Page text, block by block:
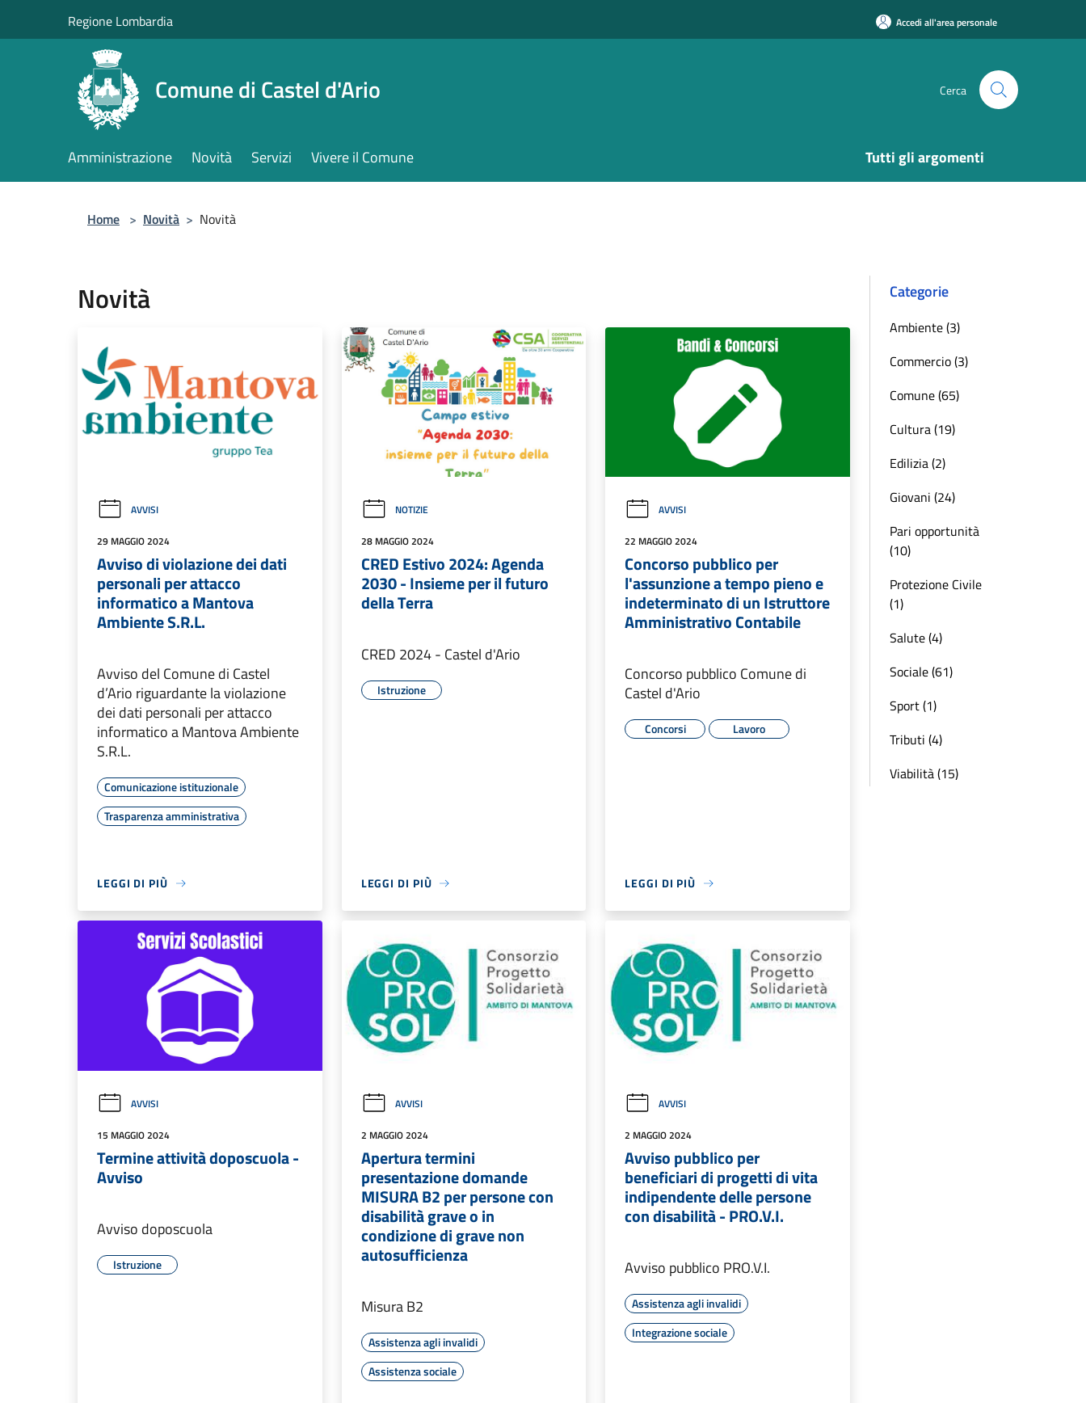
Regione Lombardia Accedi all'area personale
Comune di Castel d'Ario Cerca
Amministrazione Novità Servizi Vivere il Comune Tutti gli argomenti
Home > Novità > Novità
Novità
AVVISI
29 MAGGIO 2024
Avviso di violazione dei dati
personali per attacco
informatico a Mantova
Ambiente S.R.L.
Avviso del Comune di Castel
d’Ario riguardante la violazione
dei dati personali per attacco
informatico a Mantova Ambiente
S.R.L.
Comunicazione istituzionale
Trasparenza amministrativa
LEGGI DI PIÙ
NOTIZIE
28 MAGGIO 2024
CRED Estivo 2024: Agenda
2030 - Insieme per il futuro
della Terra
CRED 2024 - Castel d'Ario
Istruzione
LEGGI DI PIÙ
AVVISI
22 MAGGIO 2024
Concorso pubblico per
l'assunzione a tempo pieno e
indeterminato di un Istruttore
Amministrativo Contabile
Concorso pubblico Comune di
Castel d'Ario
Concorsi Lavoro
LEGGI DI PIÙ
AVVISI
15 MAGGIO 2024
Termine attività doposcuola -
Avviso
Avviso doposcuola
Istruzione
AVVISI
2 MAGGIO 2024
Apertura termini
presentazione domande
MISURA B2 per persone con
disabilità grave o in
condizione di grave non
autosufficienza
Misura B2
Assistenza agli invalidi
Assistenza sociale
AVVISI
2 MAGGIO 2024
Avviso pubblico per
beneficiari di progetti di vita
indipendente delle persone
con disabilità - PRO.V.I.
Avviso pubblico PRO.V.I.
Assistenza agli invalidi
Integrazione sociale
Categorie
Ambiente (3)
Commercio (3)
Comune (65)
Cultura (19)
Edilizia (2)
Giovani (24)
Pari opportunità
(10)
Protezione Civile
(1)
Salute (4)
Sociale (61)
Sport (1)
Tributi (4)
Viabilità (15)